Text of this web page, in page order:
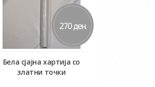
270 ден.
Бела сјајна хартија со
златни точки